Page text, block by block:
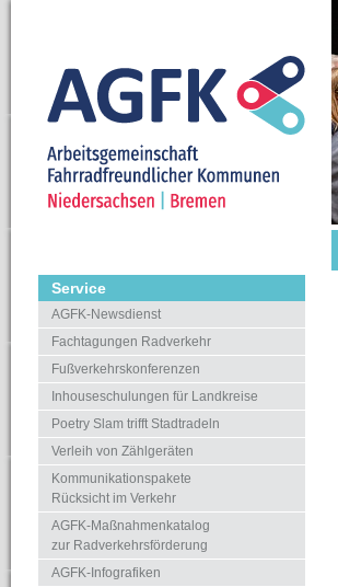
Service
AGFK-Newsdienst
Fachtagungen Radverkehr
Fußverkehrskonferenzen
Inhouseschulungen für Landkreise
Poetry Slam trifft Stadtradeln
Verleih von Zählgeräten
Kommunikationspakete
Rücksicht im Verkehr
AGFK-Maßnahmenkatalog
zur Radverkehrsförderung
AGFK-Infografiken